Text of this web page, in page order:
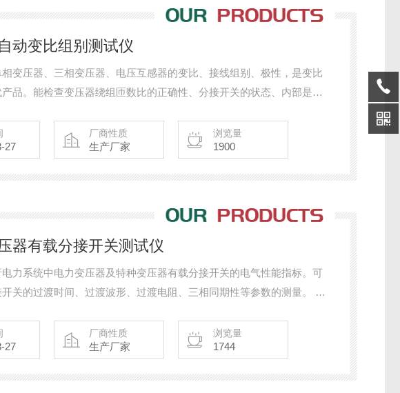
动变比组别测试仪
变压器、三相变压器、电压互感器的变比、接线组别、极性，是变比
品。能检查变压器绕组匝数比的正确性、分接开关的状态、内部是否
后必须进行的试验项目。
27
厂商性质
生产厂家
浏览量
1900
器有载分接开关测试仪
力系统中电力变压器及特种变压器有载分接开关的电气性能指标。可
关的过渡时间、过渡波形、过渡电阻、三相同期性等参数的测量。 有
测试数据的科学管理。
27
厂商性质
生产厂家
浏览量
1744